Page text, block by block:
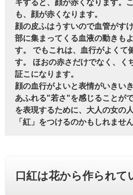
キすると、顔が赤くなります。
も、顔が赤くなります。
顔の皮ふはうすいので血管がす
部に集まってくる血液の動きも
す。 でもこれは、血行がよくて
す。 ほおの赤さだけでなく、く
証こになります。
顔の血行がよいと表情がいきい
あふれる"若さ"を感じることが
を表現するために、大人の女の
「紅」をつけるのかもしれません
口紅は花から作られて